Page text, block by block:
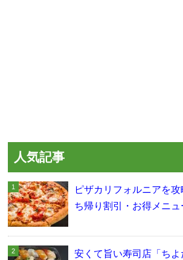
人気記事
ピザカリフォルニアを
ち帰り割引・お得メニュ
安くて旨い寿司店「ち